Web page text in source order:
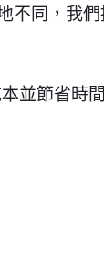
不同，我們
並節省時